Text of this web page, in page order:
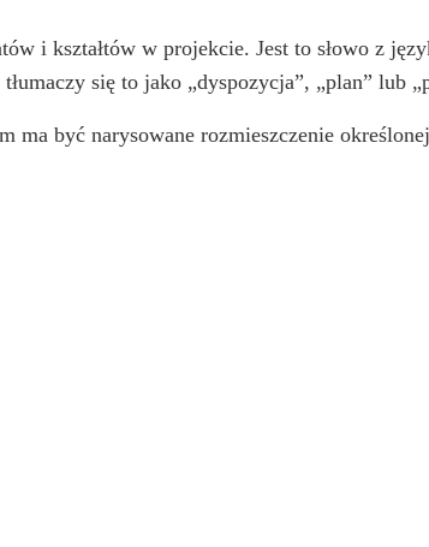
i kształtów w projekcie. Jest to słowo z
się to jako „dyspozycja”, „plan” lub
ma być narysowane rozmieszczenie